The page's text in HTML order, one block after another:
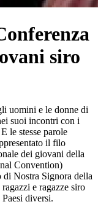
siro
uomini e le donne di
suoi incontri con i
le stesse parole
il filo
dei giovani della
Convention)
di Nostra Signora della
e ragazze siro
diversi.